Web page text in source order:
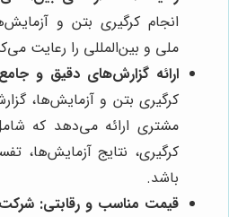
انجام کرگیری بتن و
ملی و بین‌المللی را رعایت
ارائه گزارش‌های دقیق و
کرگیری بتن و آزمایش‌ها،
مشتری ارائه می‌دهد که
کرگیری، نتایج آزمایش‌ها،
باشد.
قیمت مناسب و رقابتی: شرکت